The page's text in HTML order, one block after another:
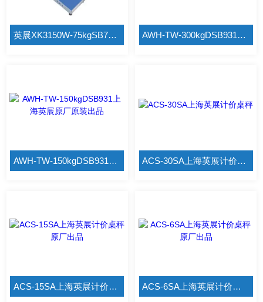
英展XK3150W-75kgSB731上海电子秤 AWH-TW-300kgDSB931英展99香蕉视频猛男操逼
AWH-TW-150kgDSB931上海英展原厂原装出品 ACS-30SA上海英展计价桌秤
ACS-15SA上海英展计价桌秤原厂出品 ACS-6SA上海英展计价桌秤原厂出品